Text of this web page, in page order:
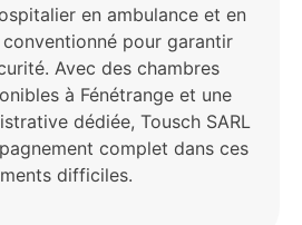
en ambulance et en
pour garantir
Avec des chambres
à Fénétrange et une
dédiée, Tousch SARL
complet dans ces
difficiles.